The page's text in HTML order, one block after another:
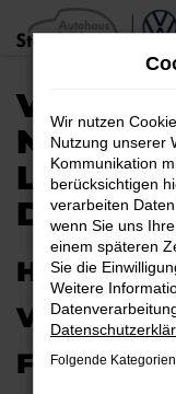
Zum
Hauptinhalt
VW
VW TAIGO
FÜR
Wir nutzen
Nutzung unserer
Kommunikation
berücksichtigen
verarbeiten
wenn Sie uns
einem späteren
Sie die
Weitere
Folgende